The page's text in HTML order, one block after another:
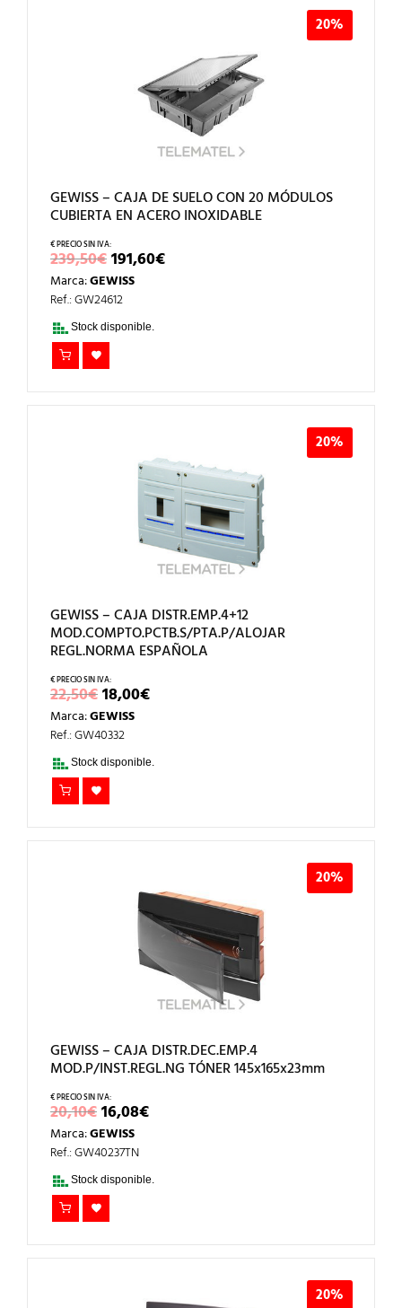
20%
GEWISS – CAJA DE SUELO CON 20 MÓDULOS
CUBIERTA EN ACERO INOXIDABLE
239,50€EL
PRECIO
ORIGINAL
ERA:239,50€.
191,60€EL
PRECIO
Marca:GEWISS
Ref.: GW24612
Stock disponible.
20%
GEWISS – CAJA DISTR.EMP.4+12
MOD.COMPTO.PCTB.S/PTA.P/ALOJAR
REGL.NORMA ESPAÑOLA
22,50€EL
PRECIO
ORIGINAL
ERA:
22,50€.
18,00€EL
PRECIO
Marca:GEWISS
Ref.: GW40332
Stock disponible.
20%
GEWISS – CAJA DISTR.DEC.EMP.4
MOD.P/INST.REGL.NG TÓNER 145x165x23mm
20,10€EL
PRECIO
ORIGINAL
ERA:
20,10€.
16,08€EL
PRECIO
Marca:GEWISS
Ref.: GW40237TN
Stock disponible.
20%